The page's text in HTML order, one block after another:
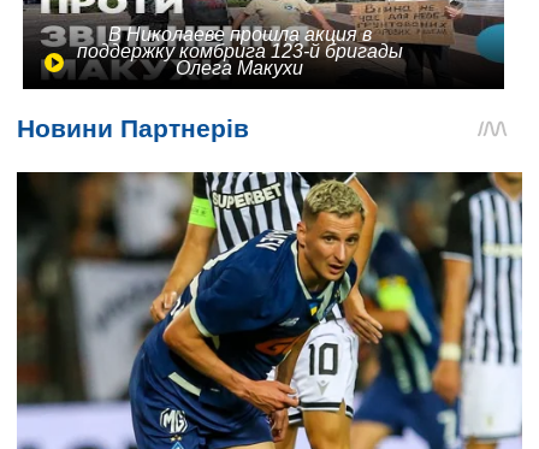
В Николаеве прошла акция в
поддержку комбрига 123-й бригады
Олега Макухи